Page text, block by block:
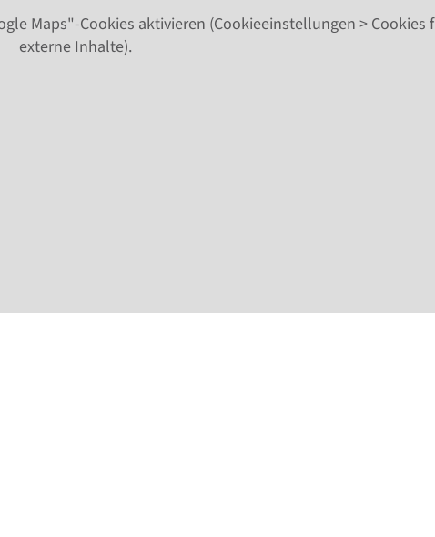
Maps"-Cookies aktivieren (Cookieeinstellungen > Cookies
externe Inhalte).